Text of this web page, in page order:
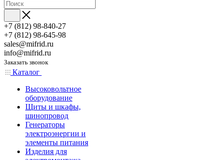
+7 (812) 98-840-27
+7 (812) 98-645-98
sales@mifrid.ru
info@mifrid.ru
Заказать звонок
Каталог
Высоковольтное
оборудование
Щиты и шкафы,
шинопровод
Генераторы
электроэнергии и
элементы питания
Изделия для